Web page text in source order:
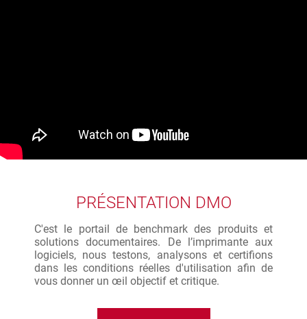
PRÉSENTATION DMO
C'est le portail de benchmark des produits et
solutions documentaires. De l’imprimante aux
logiciels, nous testons, analysons et certifions
dans les conditions réelles d'utilisation afin de
vous donner un œil objectif et critique.